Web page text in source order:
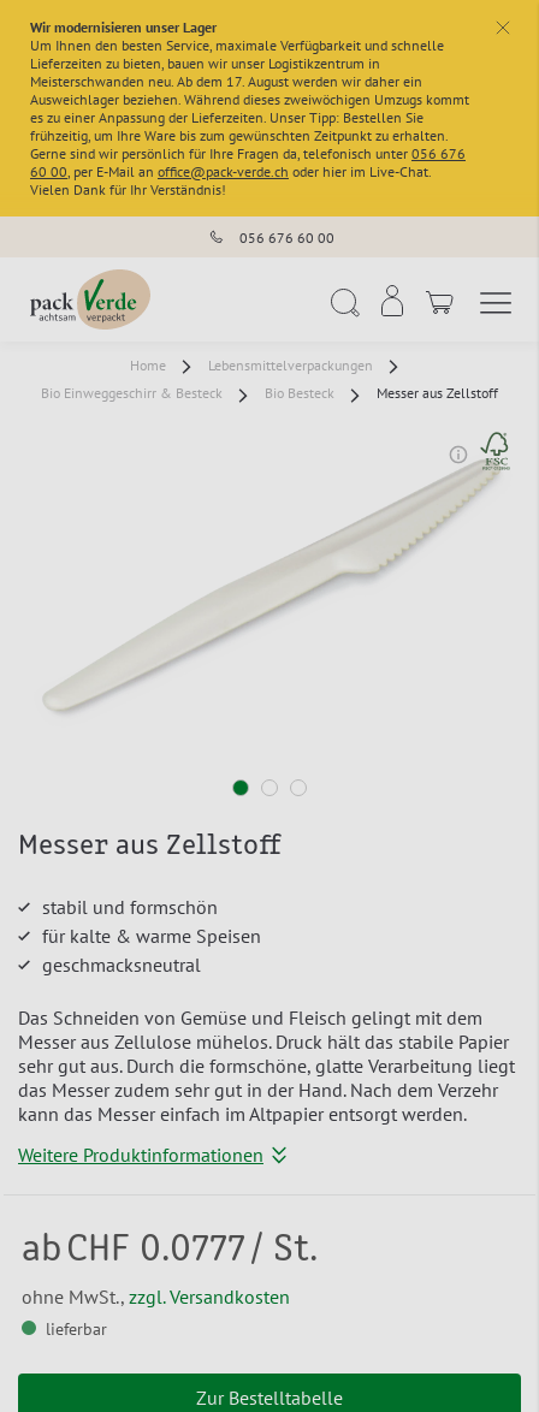
x
Wir modernisieren unser Lager
Um Ihnen den besten Service, maximale Verfügbarkeit und schnelle
Lieferzeiten zu bieten, bauen wir unser Logistikzentrum in
Meisterschwanden neu. Ab dem 17. August werden wir daher ein
Ausweichlager beziehen. Während dieses zweiwöchigen Umzugs kommt
es zu einer Anpassung der Lieferzeiten. Unser Tipp: Bestellen Sie
frühzeitig, um Ihre Ware bis zum gewünschten Zeitpunkt zu erhalten.
Gerne sind wir persönlich für Ihre Fragen da, telefonisch unter 056 676
60 00, per E-Mail an office@pack-verde.ch oder hier im Live-Chat.
Vielen Dank für Ihr Verständnis!
056 676 60 00
Home
Lebensmittelverpackungen
Bio Einweggeschirr & Besteck
Bio Besteck Messer aus Zellstoff
Messer aus Zellstoff
stabil und formschön
für kalte & warme Speisen
geschmacksneutral
Das Schneiden von Gemüse und Fleisch gelingt mit dem
Messer aus Zellulose mühelos. Druck hält das stabile Papier
sehr gut aus. Durch die formschöne, glatte Verarbeitung liegt
das Messer zudem sehr gut in der Hand. Nach dem Verzehr
kann das Messer einfach im Altpapier entsorgt werden.
Weitere Produktinformationen
ab CHF 0.0777/ St.
ohne MwSt., zzgl. Versandkosten
lieferbar
Zur Bestelltabelle